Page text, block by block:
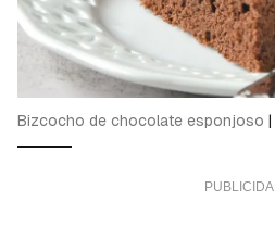
Bizcocho de chocolate esponjoso |